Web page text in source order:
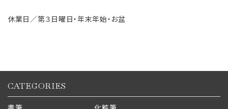
休業日／第３日曜日・年末年始・お盆
CATEGORIES